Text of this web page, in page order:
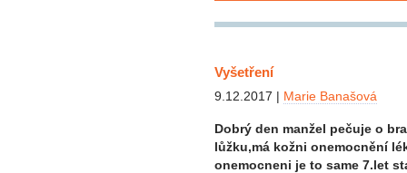
Vyšetření
9.12.2017 | Marie Banašová
Dobrý den manžel pečuje o
lůžku,má kožni onemocnění
onemocneni je to same 7.let